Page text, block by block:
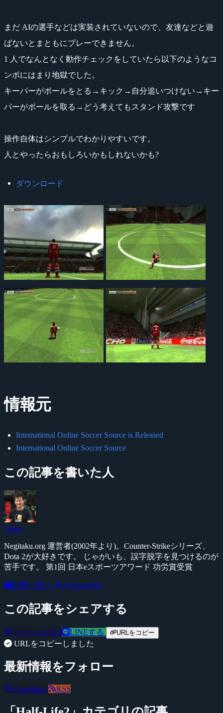
まだ AIの選手などは実装されていないので、友達などと遊
ばないとまともにプレーできません。
1 人でなんとなく動作チェックをしていたら以下のようなコ
ンボにはまり地獄でした。
キーパーがボールをとる→キック→自分追いつけない→キー
パーがボールを取る→どう考えてもスタンド攻撃です
操作自体はシンプルでわかりやすいです。
人とやったらおもしろいかもしれないかも?
ダウンロード
情報元
International Online Soccer Source is Released
International Online Soccer Source
この記事を書いた人
Yossy
Negitaku.org 運営者(2002年より)。Counter-Strikeシリーズ、
Dota 2が大好きです。 じゃがいも、誤字脱字を見つけるのが
苦手です。 第1回 日本eスポーツアワード 功労賞受賞
記事一覧へ @YossyFPS
この記事をシェアする
ツイートする LINEする URLをコピー
URLをコピーしました
最新情報をフォロー
@negitaku RSS